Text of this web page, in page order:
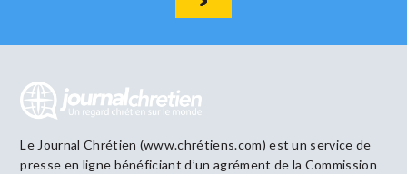
Le Journal Chrétien (www.chrétiens.com) est un service de
presse en ligne bénéficiant d’un agrément de la Commission